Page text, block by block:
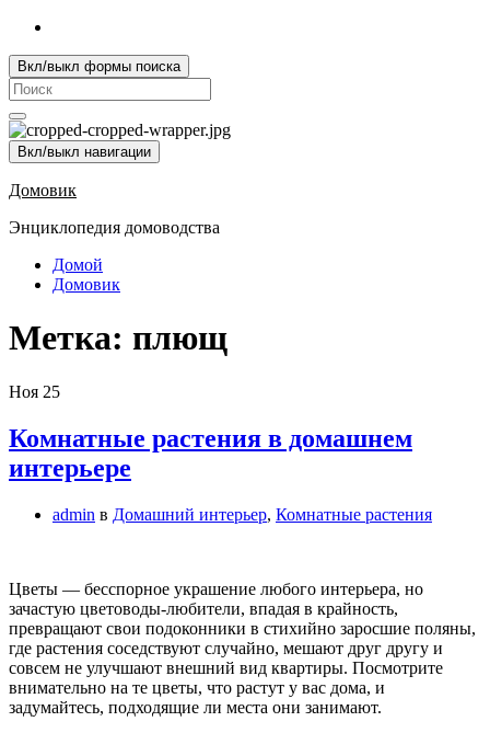
Вкл/выкл формы поиска
Search
for:
Вкл/выкл навигации
Домовик
Энциклопедия домоводства
Домой
Домовик
Метка: плющ
Ноя 25
Комнатные растения в домашнем
интерьере
admin в Домашний интерьер, Комнатные растения
Цветы — бесспорное украшение любого интерьера, но
зачастую цветоводы-любители, впадая в крайность,
превращают свои подоконники в стихийно заросшие поляны,
где растения соседствуют случайно, мешают друг другу и
совсем не улучшают внешний вид квартиры. Посмотрите
внимательно на те цветы, что растут у вас дома, и
задумайтесь, подходящие ли места они занимают.